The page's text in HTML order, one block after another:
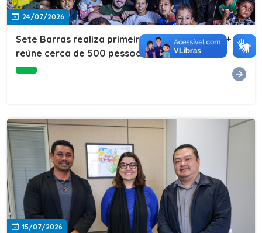
24/07/2026
Sete Barras realiza primeira edição do Cuidar+ e
reúne cerca de 500 pessoas na Vila São João
15/07/2026